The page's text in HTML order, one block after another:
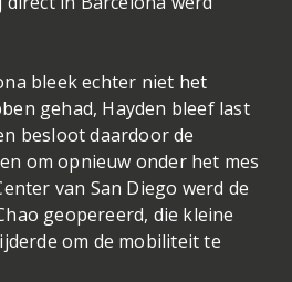
bleek echter niet het
gehad, Hayden bleef last
besloot daardoor de
om opnieuw onder het mes
van San Diego werd de
geopereerd, die kleine
om de mobiliteit te